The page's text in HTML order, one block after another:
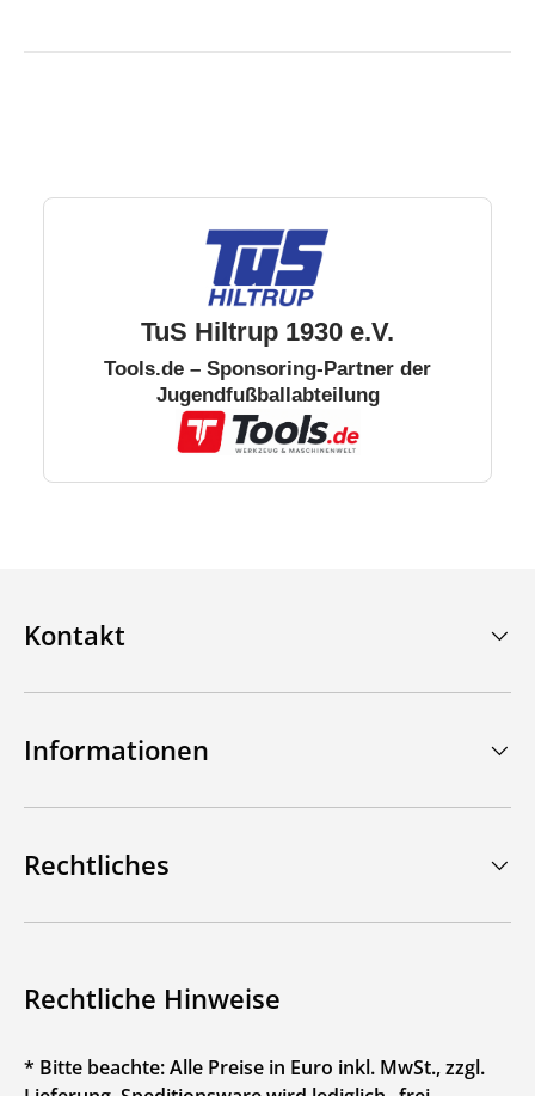
TuS Hiltrup 1930 e.V.
Tools.de – Sponsoring-Partner der
Jugendfußballabteilung
Kontakt
Informationen
Rechtliches
Rechtliche Hinweise
* Bitte beachte: Alle Preise in Euro inkl. MwSt., zzgl.